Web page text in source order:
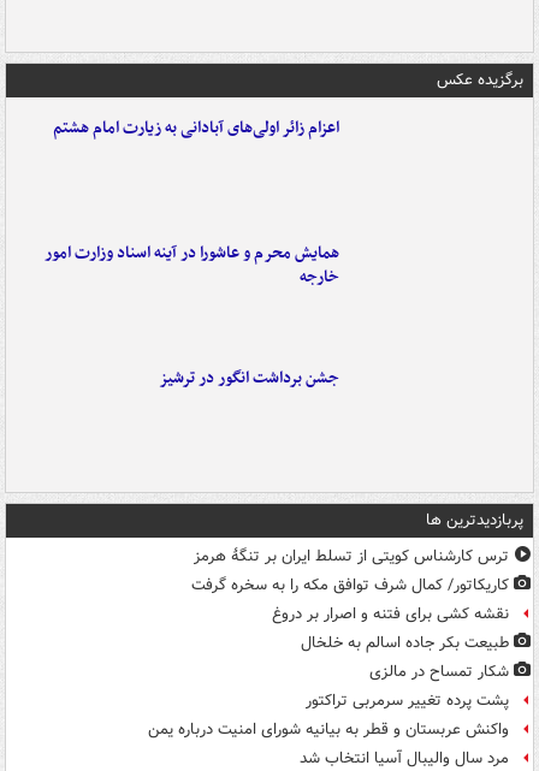
برگزیده عکس
اعزام زائر اولی‌های آبادانی به زیارت امام هشتم
همایش محرم و عاشورا در آینه اسناد وزارت امور
خارجه
جشن برداشت انگور در ترشیز
پربازدیدترین ها
ترس کارشناس کویتی از تسلط ایران بر تنگۀ هرمز
کاریکاتور/ کمال شرف توافق مکه را به سخره گرفت
نقشه کشی برای فتنه و اصرار بر دروغ
طبیعت بکر جاده اسالم به خلخال
شکار تمساح در مالزی
پشت پرده تغییر سرمربی تراکتور
واکنش عربستان و قطر به بیانیه شورای امنیت درباره یمن
مرد سال والیبال آسیا انتخاب شد